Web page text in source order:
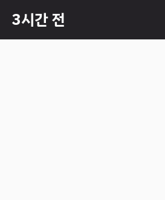
츠
3시간 전